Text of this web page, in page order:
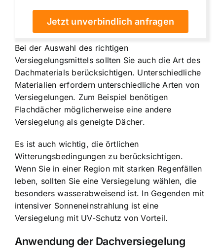
Jetzt unverbindlich anfragen
Bei der Auswahl des richtigen
Versiegelungsmittels sollten Sie auch die Art des
Dachmaterials berücksichtigen. Unterschiedliche
Materialien erfordern unterschiedliche Arten von
Versiegelungen. Zum Beispiel benötigen
Flachdächer möglicherweise eine andere
Versiegelung als geneigte Dächer.
Es ist auch wichtig, die örtlichen
Witterungsbedingungen zu berücksichtigen.
Wenn Sie in einer Region mit starken Regenfällen
leben, sollten Sie eine Versiegelung wählen, die
besonders wasserabweisend ist. In Gegenden mit
intensiver Sonneneinstrahlung ist eine
Versiegelung mit UV-Schutz von Vorteil.
Anwendung der Dachversiegelung